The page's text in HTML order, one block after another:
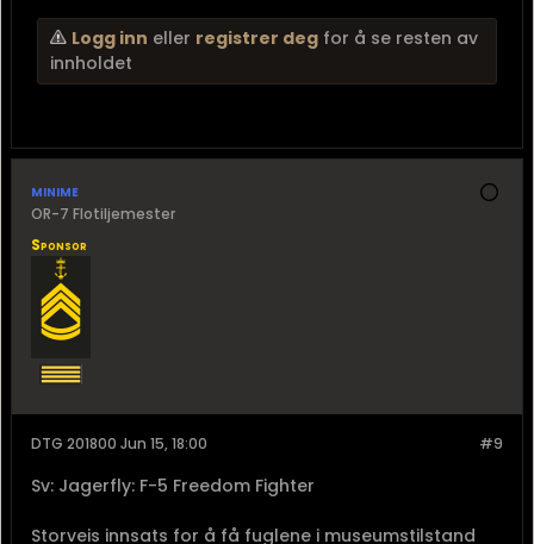
Logg inn eller registrer deg for å se resten av
innholdet
minime
OR-7 Flotiljemester
Sponsor
#9
DTG 201800 Jun 15, 18:00
Sv: Jagerfly: F-5 Freedom Fighter
Storveis innsats for å få fuglene i museumstilstand